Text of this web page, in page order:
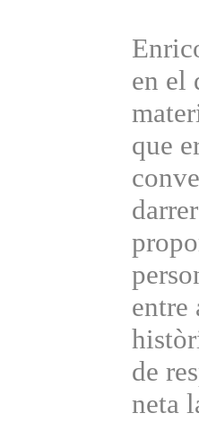
en el
que
entre
de
neta